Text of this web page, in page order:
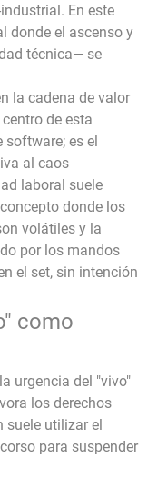
En este
donde el ascenso y
técnica— se
la cadena de valor
de esta
software; es el
al caos
laboral suele
donde los
volátiles y la
por los mandos
el set, sin intención
como
urgencia del "vivo"
los derechos
suele utilizar el
para suspender